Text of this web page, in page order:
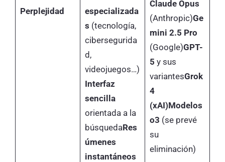
Perplejidad
especializada
s (tecnología,
cibersegurida
d,
videojuegos…)
Interfaz
sencilla
orientada a la
búsquedaRes
úmenes
instantáneos
Claude Opus
(Anthropic)Ge
mini 2.5 Pro
(Google)GPT-
5 y sus
variantesGrok
4
(xAI)Modelos
o3 (se prevé
su
eliminación)